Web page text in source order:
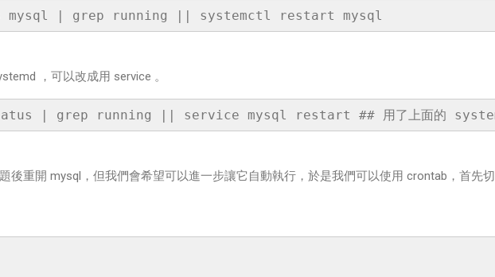
，可以改成用 service 。
後重開 mysql，但我們會希望可以進一步讓它自動執行，於是我們可以使用 crontab，首先切